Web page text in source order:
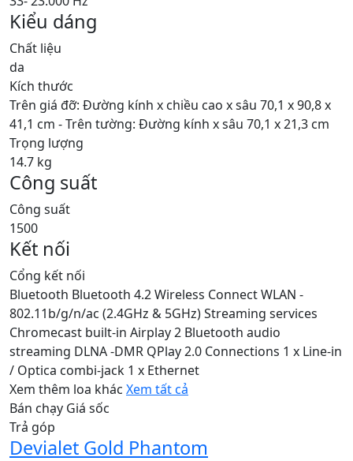
Kiểu dáng
Chất liệu
da
Kích thước
Trên giá đỡ: Đường kính x chiều cao x sâu 70,1 x 90,8 x
41,1 cm - Trên tường: Đường kính x sâu 70,1 x 21,3 cm
Trọng lượng
14.7 kg
Công suất
Công suất
1500
Kết nối
Cổng kết nối
Bluetooth Bluetooth 4.2 Wireless Connect WLAN -
802.11b/g/n/ac (2.4GHz & 5GHz) Streaming services
Chromecast built-in Airplay 2 Bluetooth audio
streaming DLNA -DMR QPlay 2.0 Connections 1 x Line-in
/ Optica combi-jack 1 x Ethernet
Xem thêm loa khác Xem tất cả
Bán chạy Giá sốc
Trả góp
Devialet Gold Phantom